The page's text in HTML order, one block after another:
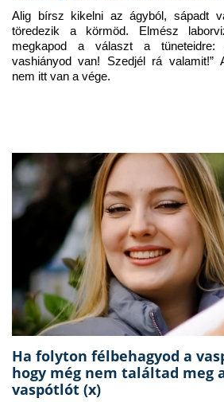
Alig bírsz kikelni az ágyból, sápadt
töredezik a körmöd. Elmész
megkapod a választ a tüneteidre:
vashiányod van! Szedjél rá valamit!”
nem itt van a vége.
Ha folyton félbehagyod a
hogy még nem találtad meg
vaspótlót (x)